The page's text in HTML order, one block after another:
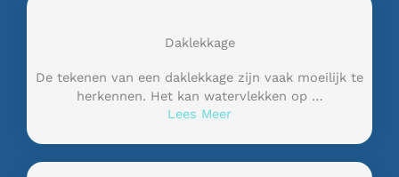
Daklekkage
De tekenen van een daklekkage zijn vaak moeilijk te
herkennen. Het kan watervlekken op …
Lees Meer